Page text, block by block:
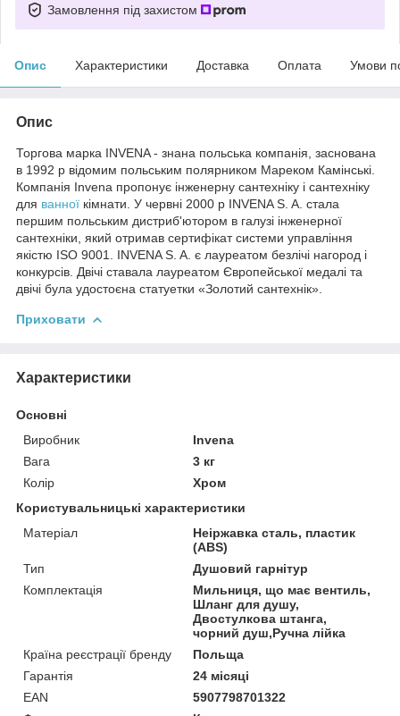
Замовлення під захистом
Опис Характеристики Доставка Оплата Умови
Опис
Торгова марка INVENA - знана польська компанія, заснована
в 1992 р відомим польським полярником Мареком Камінські.
Компанія Invena пропонує інженерну сантехніку і сантехніку
для ванної кімнати. У червні 2000 р INVENA S. A. стала
першим польським дистриб'ютором в галузі інженерної
сантехніки, який отримав сертифікат системи управління
якістю ISO 9001. INVENA S. A. є лауреатом безлічі нагород і
конкурсів. Двічі ставала лауреатом Європейської медалі та
двічі була удостоєна статуетки «Золотий сантехнік».
Приховати
Характеристики
Основні
Виробник
Invena
Вага
3 кг
Колір
Хром
Користувальницькі характеристики
Матеріал
Неіржавка сталь, пластик
(ABS)
Тип
Душовий гарнітур
Комплектація
Мильниця, що має вентиль,
Шланг для душу,
Двостулкова штанга,
чорний душ,Ручна лійка
Країна реєстрації бренду
Польща
Гарантія
24 місяці
EAN
5907798701322